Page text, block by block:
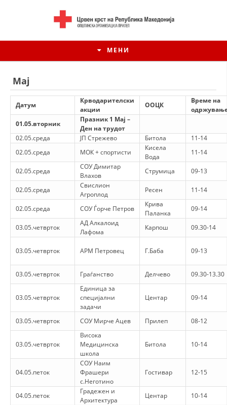
МЕНИ
ИСТОРИЈАТ НА ЦКРСМ
ИСТОРИЈАТ НА ДВИЖЕЊЕТО
СТРУКТУРА НА ОРГАНИЗАЦИЈАТА
КОНТАКТ ИНФОРМАЦИИ
ЗАКОН ЗА ЦКРМ
СТАТУТ НА ЦКРМ
ОРГАНИЗАЦИЈА И РАЗВОЈ
Мај
Датум
Крводарителски
акции
ООЦК
Време на
01.05.вторник
Празник 1 Мај –
Ден на трудот
02.05.среда
ЈП Стрежево Битола
11-14
02.05.среда
МОК + спортисти
Кисела
Вода
11-14
02.05.среда
СОУ Димитар
Влахов
Струмица 09-13
02.05.среда
Свислион
Агроплод
Ресен 11-14
02.05.среда СОУ Ѓорче Петров
Крива
Паланка
09-14
03.05.четврток
АД Алкалоид
Лафома
Карпош 09.30-14
03.05.четврток АРМ Петровец Г.Баба 09-13
03.05.четврток Граѓанство Делчево 09.30-13.30
03.05.четврток
Единица за
специјални
задачи
Центар 09-14
03.05.четврток СОУ Мирче Ацев Прилеп 08-12
03.05.четврток
Висока
Медицинска
школа
Битола 10-14
04.05.петок
СОУ Наим
Фрашери
с.Неготино
Гостивар 12-15
04.05.петок
Градежен и
Архитектура
Центар 10-14